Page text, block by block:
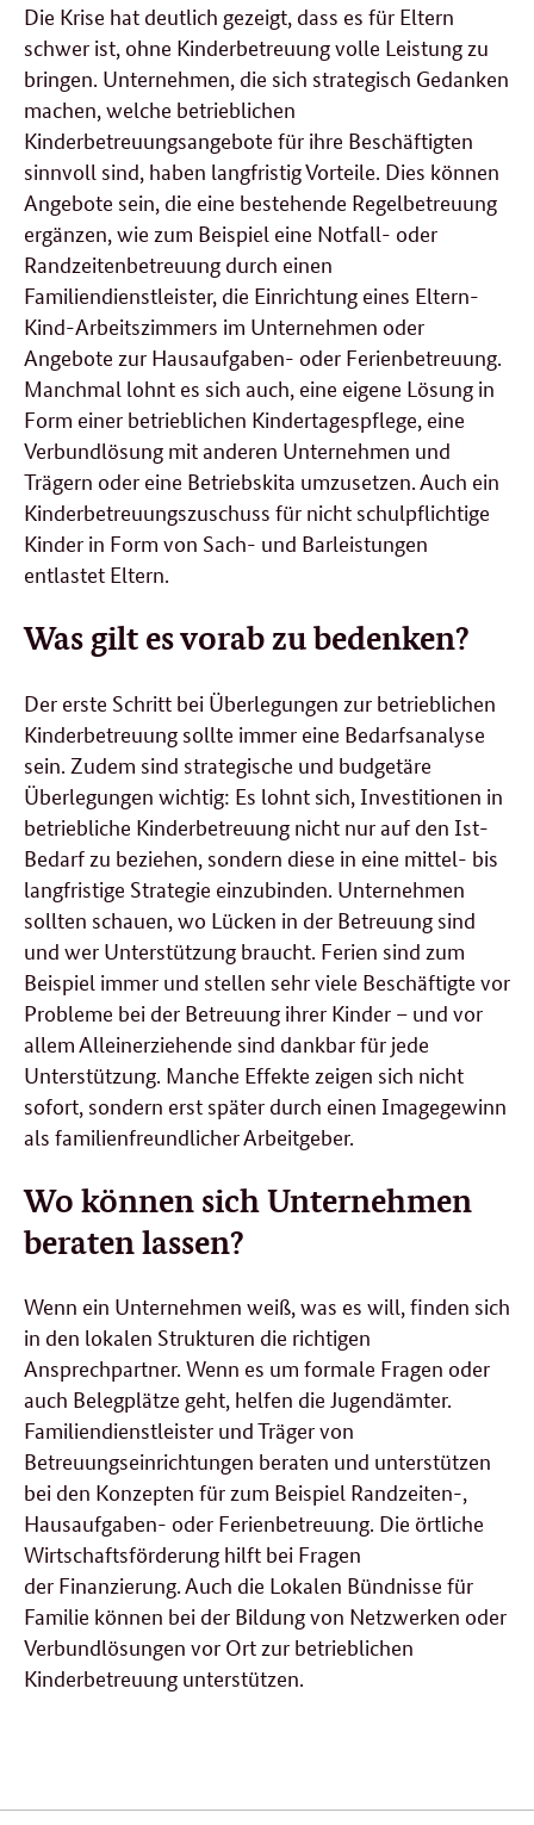
Die Krise hat deutlich gezeigt, dass es für Eltern
schwer ist, ohne Kinderbetreuung volle Leistung zu
bringen. Unternehmen, die sich strategisch Gedanken
machen, welche betrieblichen
Kinderbetreuungsangebote für ihre Beschäftigten
sinnvoll sind, haben langfristig Vorteile. Dies können
Angebote sein, die eine bestehende Regelbetreuung
ergänzen, wie zum Beispiel eine Notfall- oder
Randzeitenbetreuung durch einen
Familiendienstleister, die Einrichtung eines Eltern-
Kind-Arbeitszimmers im Unternehmen oder
Angebote zur Hausaufgaben- oder Ferienbetreuung.
Manchmal lohnt es sich auch, eine eigene Lösung in
Form einer betrieblichen Kindertagespflege, eine
Verbundlösung mit anderen Unternehmen und
Trägern oder eine Betriebskita umzusetzen. Auch ein
Kinderbetreuungszuschuss für nicht schulpflichtige
Kinder in Form von Sach- und Barleistungen
entlastet Eltern.
Was gilt es vorab zu bedenken?
Der erste Schritt bei Überlegungen zur betrieblichen
Kinderbetreuung sollte immer eine Bedarfsanalyse
sein. Zudem sind strategische und budgetäre
Überlegungen wichtig: Es lohnt sich, Investitionen in
betriebliche Kinderbetreuung nicht nur auf den Ist-
Bedarf zu beziehen, sondern diese in eine mittel- bis
langfristige Strategie einzubinden. Unternehmen
sollten schauen, wo Lücken in der Betreuung sind
und wer Unterstützung braucht. Ferien sind zum
Beispiel immer und stellen sehr viele Beschäftigte vor
Probleme bei der Betreuung ihrer Kinder – und vor
allem Alleinerziehende sind dankbar für jede
Unterstützung. Manche Effekte zeigen sich nicht
sofort, sondern erst später durch einen Imagegewinn
als familienfreundlicher Arbeitgeber.
Wo können sich Unternehmen
beraten lassen?
Wenn ein Unternehmen weiß, was es will, finden sich
in den lokalen Strukturen die richtigen
Ansprechpartner. Wenn es um formale Fragen oder
auch Belegplätze geht, helfen die Jugendämter.
Familiendienstleister und Träger von
Betreuungseinrichtungen beraten und unterstützen
bei den Konzepten für zum Beispiel Randzeiten-,
Hausaufgaben- oder Ferienbetreuung. Die örtliche
Wirtschaftsförderung hilft bei Fragen
der Finanzierung. Auch die Lokalen Bündnisse für
Familie können bei der Bildung von Netzwerken oder
Verbundlösungen vor Ort zur betrieblichen
Kinderbetreuung unterstützen.